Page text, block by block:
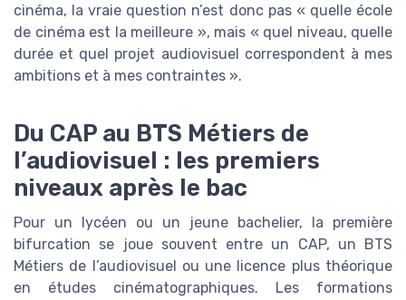
cinéma, la vraie question n’est donc pas « quelle école
de cinéma est la meilleure », mais « quel niveau, quelle
durée et quel projet audiovisuel correspondent à mes
ambitions et à mes contraintes ».
Du CAP au BTS Métiers de
l’audiovisuel : les premiers
niveaux après le bac
Pour un lycéen ou un jeune bachelier, la première
bifurcation se joue souvent entre un CAP, un BTS
Métiers de l’audiovisuel ou une licence plus théorique
en études cinématographiques. Les formations